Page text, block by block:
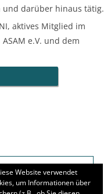
darüber hinaus tätig.
aktives Mitglied im
e.V. und dem
Website verwendet
um Informationen über